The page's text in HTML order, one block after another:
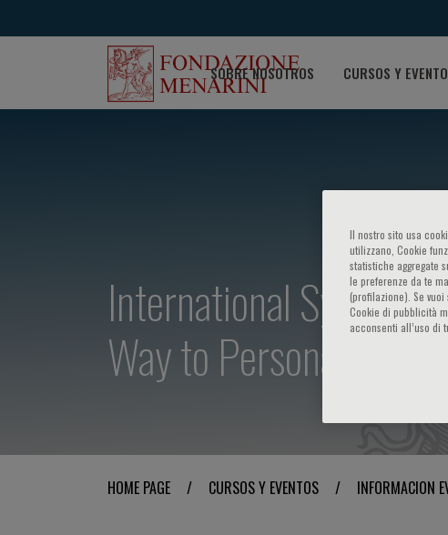
SOBRE NOSOTROS CURSOS Y
International
Way to Personalised
HOME PAGE / CURSOS Y EVENTOS / INFORMACION
Il nostro sito usa
utilizzano, Cookie
statistiche aggregate
le preferenze da te
(profilazione). Se
Cookie di pubblicità
acconsenti all’uso di